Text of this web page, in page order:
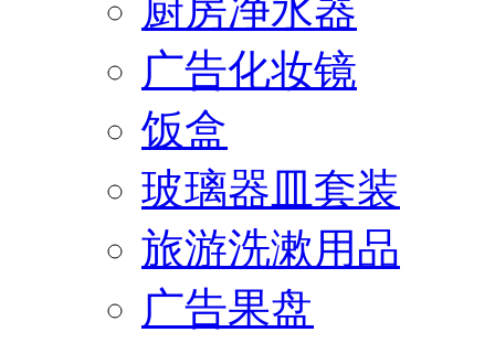
厨房净水器
广告化妆镜
饭盒
玻璃器皿套装
旅游洗漱用品
广告果盘